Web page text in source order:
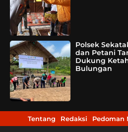
Polsek
dan Petani
Dukung
Bulungan
Tentang Redaksi Pedoman